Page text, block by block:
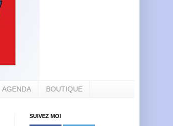
AGENDA BOUTIQUE
SUIVEZ MOI